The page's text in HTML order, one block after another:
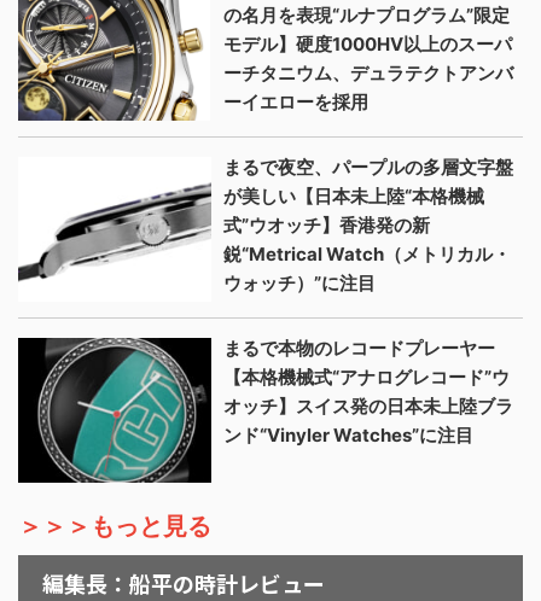
の名月を表現“ルナプログラム”限定
モデル】硬度1000HV以上のスーパ
ーチタニウム、デュラテクトアンバ
ーイエローを採用
まるで夜空、パープルの多層文字盤
が美しい【日本未上陸“本格機械
式”ウオッチ】香港発の新
鋭“Metrical Watch（メトリカル・
ウォッチ）”に注目
まるで本物のレコードプレーヤー
【本格機械式“アナログレコード”ウ
オッチ】スイス発の日本未上陸ブラ
ンド“Vinyler Watches”に注目
＞＞＞もっと見る
編集長：船平の時計レビュー